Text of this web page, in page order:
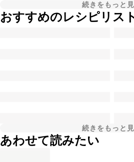
続きをもっと
おすすめのレシピリス
続きをもっと
あわせて読みたい